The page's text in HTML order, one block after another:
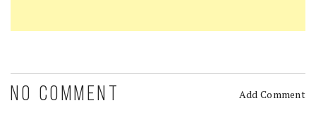
NO COMMENT Add Comment